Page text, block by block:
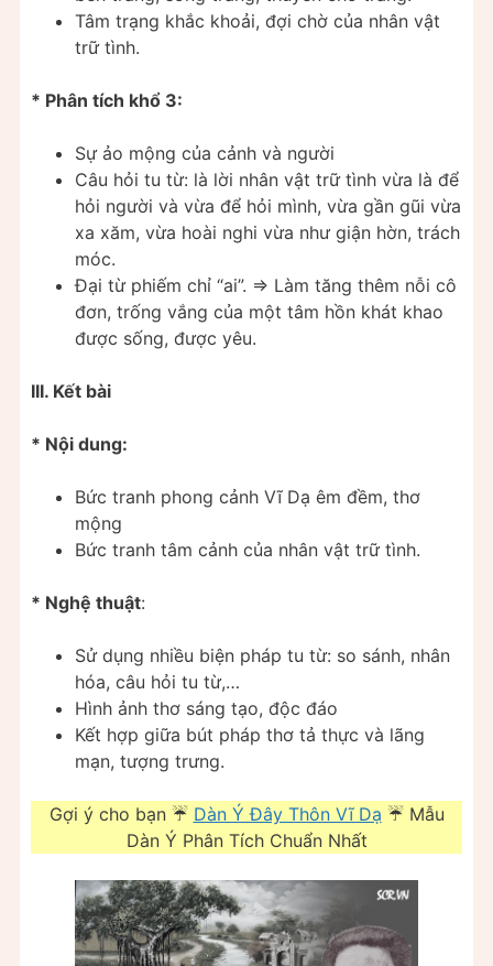
Tâm trạng khắc khoải, đợi chờ của nhân vật
trữ tình.
* Phân tích khổ 3:
Sự ảo mộng của cảnh và người
Câu hỏi tu từ: là lời nhân vật trữ tình vừa là để
hỏi người và vừa để hỏi mình, vừa gần gũi vừa
xa xăm, vừa hoài nghi vừa như giận hờn, trách
móc.
Đại từ phiếm chỉ “ai”. ⇒ Làm tăng thêm nỗi cô
đơn, trống vắng của một tâm hồn khát khao
được sống, được yêu.
III. Kết bài
* Nội dung:
Bức tranh phong cảnh Vĩ Dạ êm đềm, thơ
mộng
Bức tranh tâm cảnh của nhân vật trữ tình.
* Nghệ thuật:
Sử dụng nhiều biện pháp tu từ: so sánh, nhân
hóa, câu hỏi tu từ,…
Hình ảnh thơ sáng tạo, độc đáo
Kết hợp giữa bút pháp thơ tả thực và lãng
mạn, tượng trưng.
Gợi ý cho bạn ☔ Dàn Ý Đây Thôn Vĩ Dạ ☔ Mẫu
Dàn Ý Phân Tích Chuẩn Nhất